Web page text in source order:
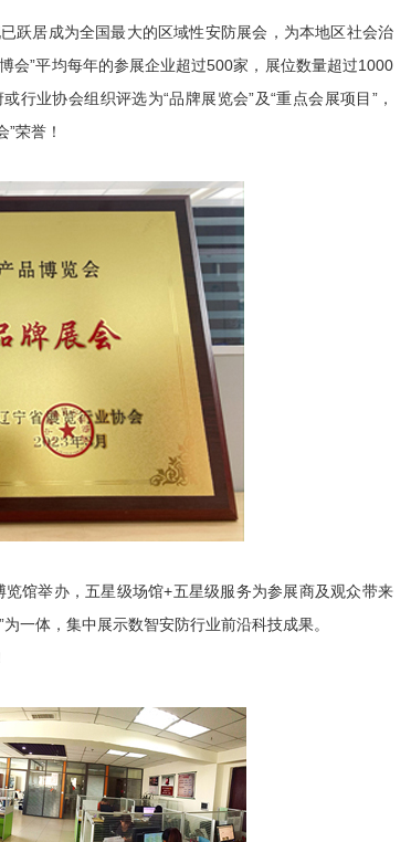
居成为全国最大的区域性安防展会，为本地区社会治
会”平均每年的参展企业超过500家，展位数量超过1000
业协会组织评选为“品牌展览会”及“重点会展项目”，
荣誉！
举办，五星级场馆+五星级服务为参展商及观众带来
一体，集中展示数智安防行业前沿科技成果。